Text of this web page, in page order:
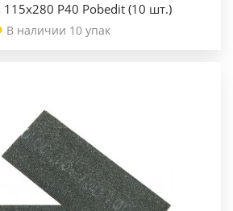
115х280 Р40 Pobedit (10 шт.)
В наличии 10 упак